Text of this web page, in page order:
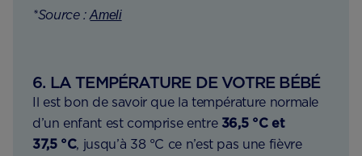
*Source :Ameli
6. LA TEMPÉRATURE DE VOTRE BÉBÉ
Il est bon de savoir que la température normale
d’un enfant est comprise entre 36,5 °C et
37,5 °C, jusqu’à 38 °C ce n’est pas une fièvre